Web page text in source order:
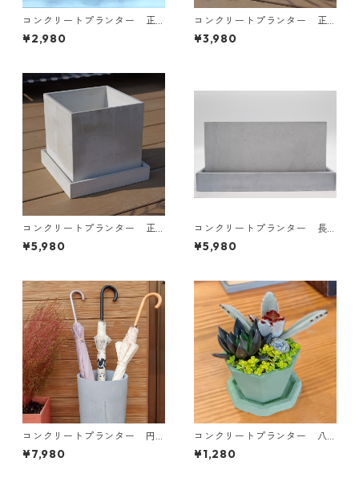
コンクリートプランター 正
方形 S セット ガーデニン
グ インテリア エクステリ
¥2,980
コンクリートプランター 正
方形 M セット ガーデニン
グ インテリア エクステリ
¥3,980
コンクリートプランター 正
方形 L セット ガーデニン
グ インテリア エクステリ
¥5,980
コンクリートプランター 長
方形 セット ガーデニン
グ インテリア エクステリ
¥5,980
コンクリートプランター 円
錐台 セット 傘立て ガー
デニング インテリア エク
¥7,980
コンクリートプランター 八
角形 極小 セット ガーデ
ニング インテリア エクス
¥1,280